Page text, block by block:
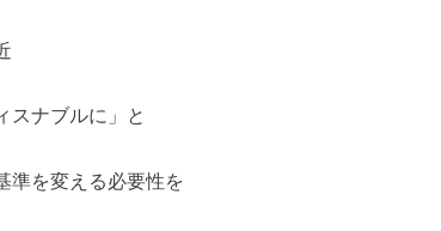
スナブルに」と
準を変える必要性を